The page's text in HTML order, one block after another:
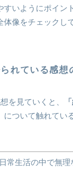
すいようにポイン
像をチェックし
れている感想
を見ていくと、
について触れてい
常生活の中で無理